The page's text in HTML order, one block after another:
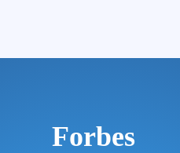
Forbes